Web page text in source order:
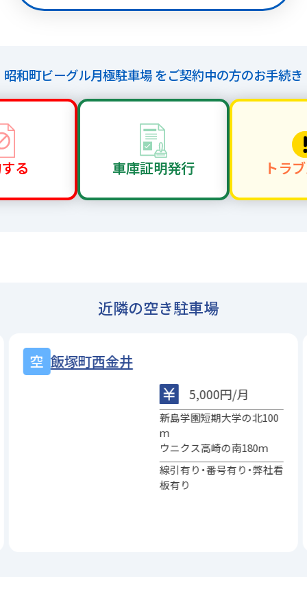
昭和町ビーグル月極駐車場 をご契約中の方のお手続き
る 車庫証明発行 トラ
近隣の空き駐車場
信越電気
6,500円/月
新島短大の東50ｍ
ドゥ・スポーツの北東100
ｍ
学生割引有ります！
舗装仕立ての綺麗な駐車場